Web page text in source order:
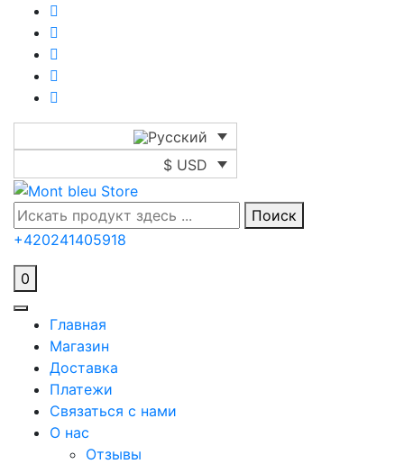
$ USD
Поиск
+420241405918
0
Главная
Магазин
Доставка
Платежи
Связаться с нами
О нас
Отзывы